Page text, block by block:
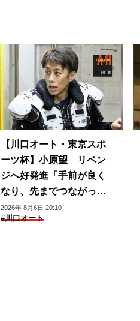
【川口オート・東京スポ
ーツ杯】小原望 リベン
ジへ好発進「手前が良く
なり、先までつながって
いる」
2026年 8月6日 20:10
#川口オート